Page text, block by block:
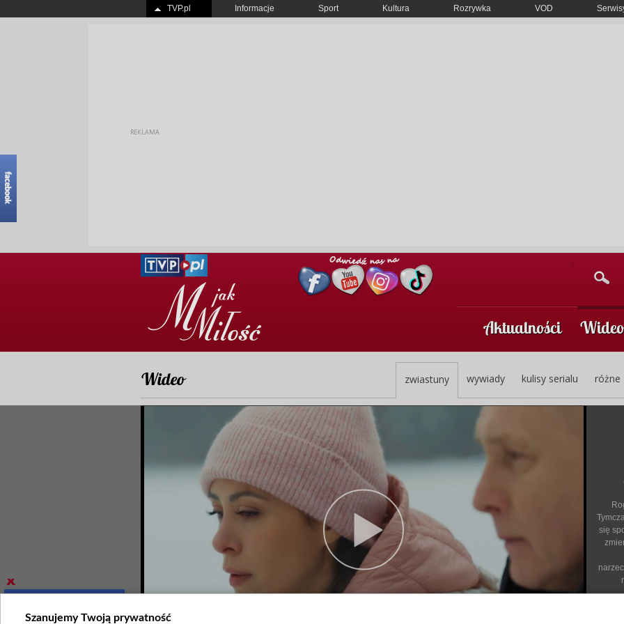
TVP.pl Informacje Sport Kultura Rozrywka VOD
Aktualności Wideo
Wideo różne
kulisy serialu
wywiady
zwiastuny
się
Szanujemy Twoją prywatność